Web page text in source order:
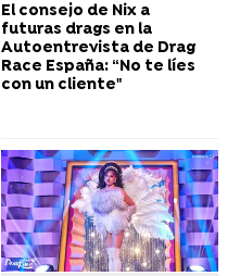
El consejo de Nix a
futuras drags en la
Autoentrevista de Drag
Race España: “No te líes
con un cliente"